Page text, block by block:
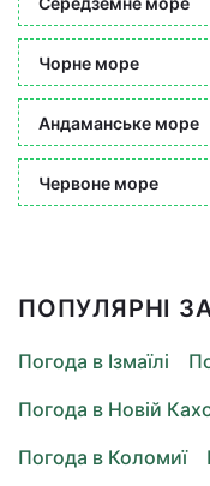
Чорне море
Андаманське море
Червоне море
ПОПУЛЯРНІ
Погода в Ізмаїлі
Погода в Новій
Погода в Коломиї